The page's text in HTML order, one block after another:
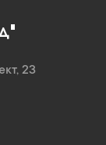
23